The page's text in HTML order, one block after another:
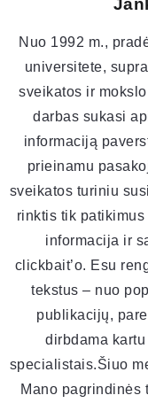
Nuo 1992 m.,
universitete,
sveikatos ir
darbas sukasi
informaciją
prieinamu
sveikatos turiniu
rinktis tik
informacija ir
clickbait’o. Esu
tekstus – nuo
publikacijų,
dirbdama
specialistais.Šiuo
Mano pagrindinės